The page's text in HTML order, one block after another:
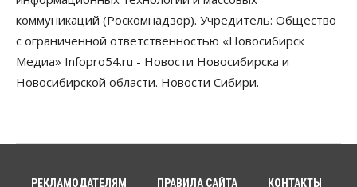
Общество
Медики готовятся к второму пику активности
клещей в Новосибирской области
06 Августа 2026, 10:00
06 Августа 2026, 09:00
коммуникаций (Роскомнадзор). Учредитель: Общество
с ограниченной ответственностью «Новосибирск
Медиа» Infopro54.ru - Новости Новосибирска и
Новосибирской области. Новости Сибири.
РЕКЛАМОДАТЕЛЯМ ПРАВИЛА САЙТА КОНТАКТЫ